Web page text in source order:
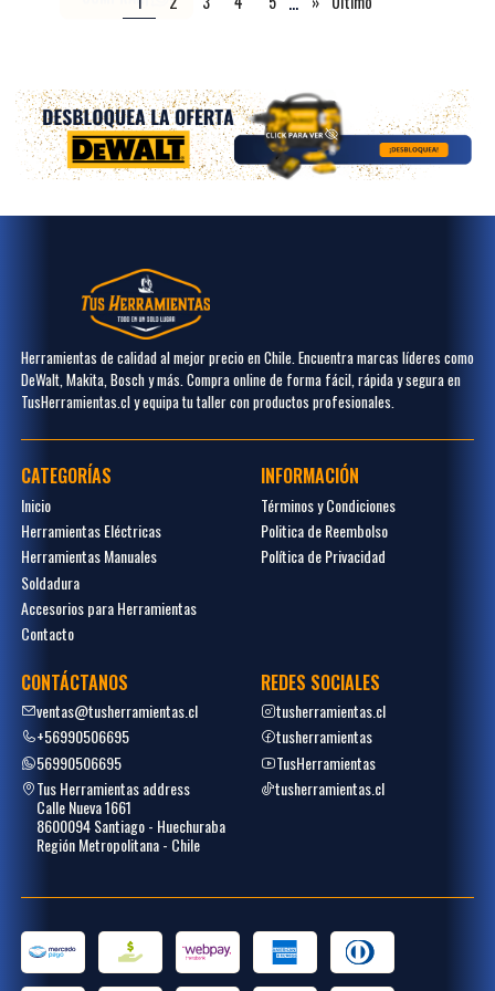
Herramientas de calidad al mejor precio en Chile. Encuentra marcas líderes como
DeWalt, Makita, Bosch y más. Compra online de forma fácil, rápida y segura en
TusHerramientas.cl y equipa tu taller con productos profesionales.
CATEGORÍAS
Inicio
Herramientas Eléctricas
Herramientas Manuales
Soldadura
Accesorios para Herramientas
Contacto
INFORMACIÓN
Términos y Condiciones
Politica de Reembolso
Política de Privacidad
CONTÁCTANOS
ventas@tusherramientas.cl
+56990506695
56990506695
Tus Herramientas address
Calle Nueva 1661
8600094 Santiago - Huechuraba
Región Metropolitana - Chile
REDES SOCIALES
tusherramientas.cl
tusherramientas
TusHerramientas
tusherramientas.cl